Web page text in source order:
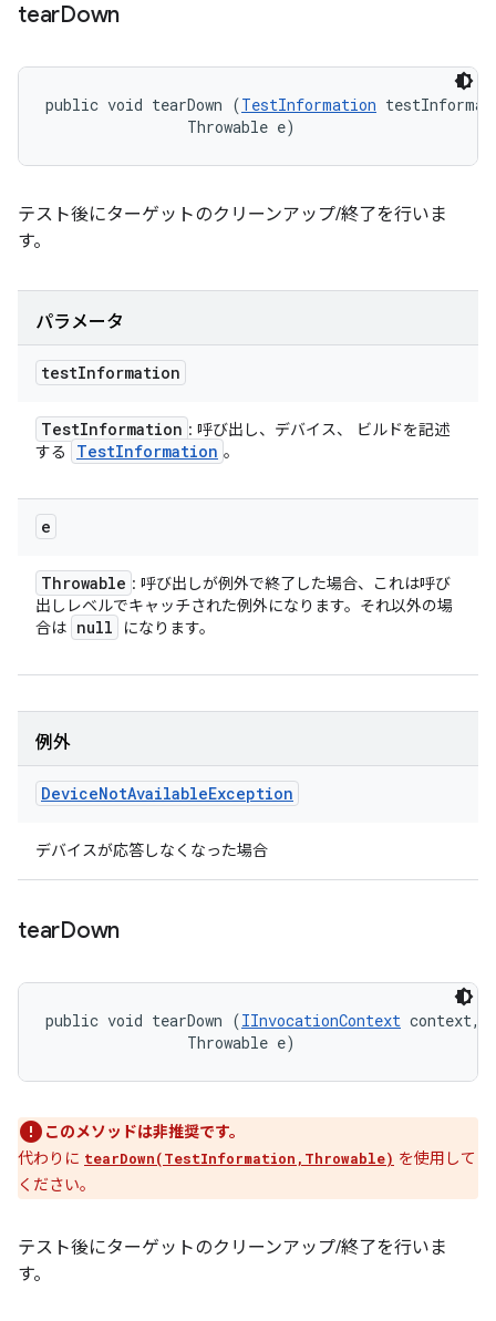
tearDown
public void tearDown (TestInformation
                Throwable e)
テスト後にターゲットのクリーンアップ/終了を行いま
す。
パラメータ
testInformation
TestInformation : 呼び出し、デバイス、 ビルドを記述
する
TestInformation 。
e
Throwable : 呼び出しが例外で終了した場合、これは呼び
出しレベルでキャッチされた例外になります。それ以外の場
合は null になります。
例外
DeviceNotAvailableException
デバイスが応答しなくなった場合
tearDown
public void tearDown (IInvocationContext context,
                Throwable e)
このメソッドは非推奨です。
代わりに tearDown(TestInformation,Throwable) を使用して
ください。
テスト後にターゲットのクリーンアップ/終了を行いま
す。